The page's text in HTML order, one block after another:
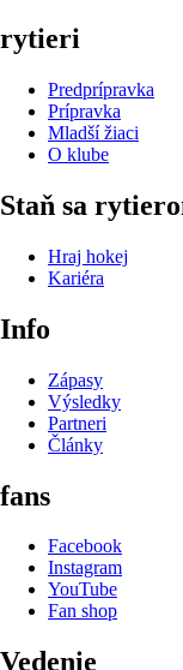
rytieri
Predprípravka
Prípravka
Mladší žiaci
O klube
Staň sa
Hraj hokej
Kariéra
Info
Zápasy
Výsledky
Partneri
Články
fans
Facebook
Instagram
YouTube
Fan shop
Vedenie